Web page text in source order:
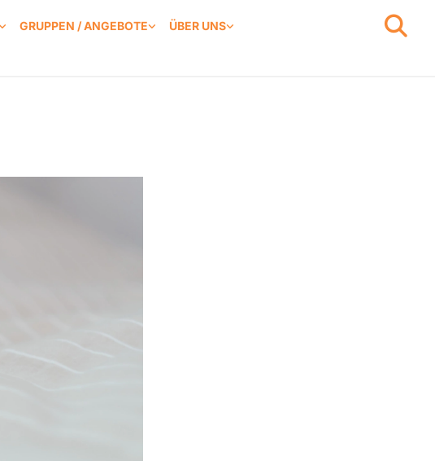
GRUPPEN / ANGEBOTE ÜBER UNS